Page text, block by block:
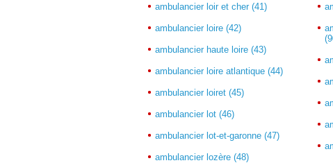
ambulancier loir et cher (41)
ambulancier loire (42)
ambulancier haute loire (43)
ambulancier loire atlantique (44)
ambulancier loiret (45)
ambulancier lot (46)
ambulancier lot-et-garonne (47)
ambulancier lozère (48)